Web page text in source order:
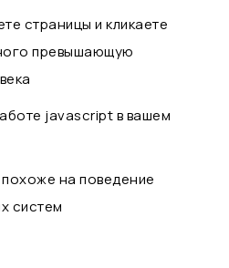
страницы и кликаете
превышающую
javascript в вашем
на поведение
систем